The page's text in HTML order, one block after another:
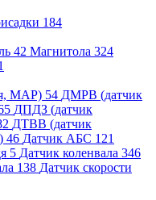
184
42 Магнитола 324
MAP) 54 ДМРВ (датчик
ДПДЗ (датчик
ДТВВ (датчик
46 Датчик АБС 121
5 Датчик коленвала 346
138 Датчик скорости